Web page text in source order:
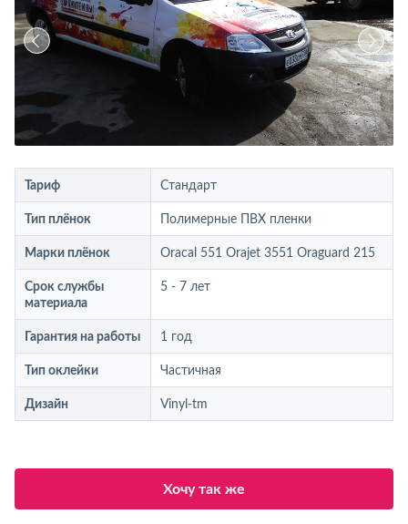
Тариф Стандарт
Тип плёнок Полимерные ПВХ пленки
Марки плёнок Oracal 551 Orajet 3551 Oraguard 215
Срок службы
материала
5 - 7 лет
Гарантия на работы 1 год
Тип оклейки Частичная
Дизайн Vinyl-tm
Хочу так же